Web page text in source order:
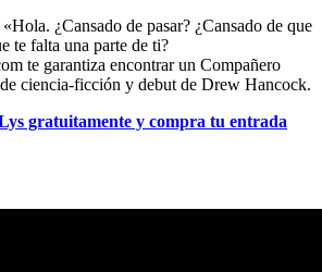
«Hola. ¿Cansado de pasar? ¿Cansado de que
te falta una parte de ti?
te garantiza encontrar un Compañero
ciencia-ficción y debut de Drew Hancock.
gratuitamente y compra tu entrada